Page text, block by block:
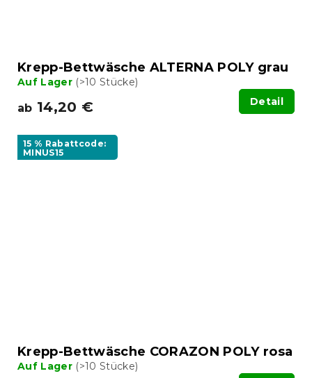
Krepp-Bettwäsche ALTERNA POLY grau
Auf Lager (>10 Stücke)
ab 14,20 € Detail
15 % Rabattcode:
MINUS15
Krepp-Bettwäsche CORAZON POLY rosa
Auf Lager (>10 Stücke)